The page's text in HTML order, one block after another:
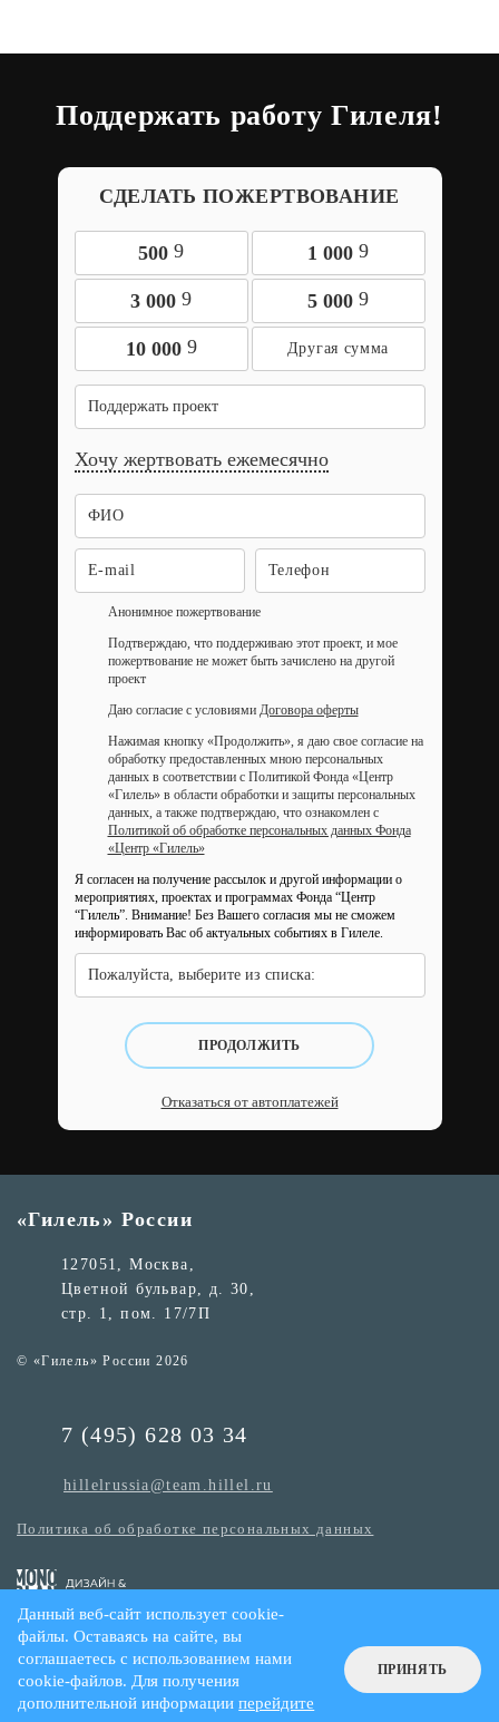
Поддержать работу Гилеля!
СДЕЛАТЬ ПОЖЕРТВОВАНИЕ
500 9 1 000 9
3 000 9 5 000 9
10 000 9
Поддержать проект
Хочу жертвовать ежемесячно
Анонимное пожертвование
Подтверждаю, что поддерживаю этот проект, и мое
пожертвование не может быть зачислено на другой
проект
Даю согласие с условиями Договора оферты
Нажимая кнопку «Продолжить», я даю свое согласие на
обработку предоставленных мною персональных
данных в соответствии с Политикой Фонда «Центр
«Гилель» в области обработки и защиты персональных
данных, а также подтверждаю, что ознакомлен с
Политикой об обработке персональных данных Фонда
«Центр «Гилель»
Я согласен на получение рассылок и другой информации о
мероприятиях, проектах и программах Фонда “Центр
“Гилель”. Внимание! Без Вашего согласия мы не сможем
информировать Вас об актуальных событиях в Гилеле.
Пожалуйста, выберите из списка:
ПРОДОЛЖИТЬ
Отказаться от автоплатежей
«Гилель» России
127051, Москва,
Цветной бульвар, д. 30,
стр. 1, пом. 17/7П
© «Гилель» России 2026
7 (495) 628 03 34
hillelrussia@team.hillel.ru
Политика об обработке персональных данных
Данный веб-сайт использует cookie-
файлы. Оставаясь на сайте, вы
соглашаетесь с использованием нами
cookie-файлов. Для получения
дополнительной информацииперейдите
ПРИНЯТЬ